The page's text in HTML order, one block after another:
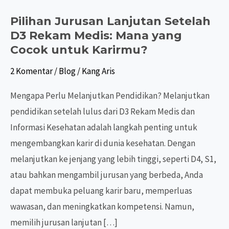
Pilihan Jurusan Lanjutan Setelah
D3 Rekam Medis: Mana yang
Cocok untuk Karirmu?
2 Komentar/Blog/Kang Aris
Mengapa Perlu Melanjutkan Pendidikan? Melanjutkan
pendidikan setelah lulus dari D3 Rekam Medis dan
Informasi Kesehatan adalah langkah penting untuk
mengembangkan karir di dunia kesehatan. Dengan
melanjutkan ke jenjang yang lebih tinggi, seperti D4, S1,
atau bahkan mengambil jurusan yang berbeda, Anda
dapat membuka peluang karir baru, memperluas
wawasan, dan meningkatkan kompetensi. Namun,
memilih jurusan lanjutan […]